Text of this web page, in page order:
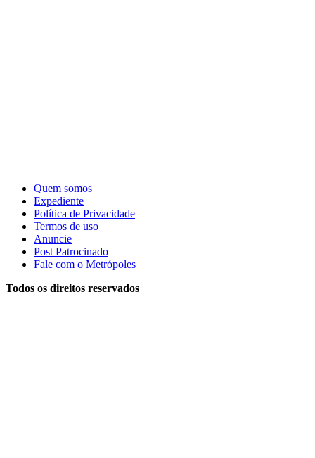
Quem somos
Expediente
Política de Privacidade
Termos de uso
Anuncie
Post Patrocinado
Fale com o Metrópoles
Todos os direitos reservados